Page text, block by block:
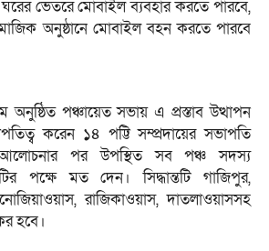
ভেতরে মোবাইল ব্যবহার করতে পারবে,
অনুষ্ঠানে মোবাইল বহন করতে পারবে
অনুষ্ঠিত পঞ্চায়েত সভায় এ প্রস্তাব উত্থাপন
করেন ১৪ পট্টি সম্প্রদায়ের সভাপতি
আলোচনার পর উপস্থিত সব পঞ্চ সদস্য
পক্ষে মত দেন। সিদ্ধান্তটি গাজিপুর,
রাজিকাওয়াস, দাতলাওয়াসসহ
হবে।